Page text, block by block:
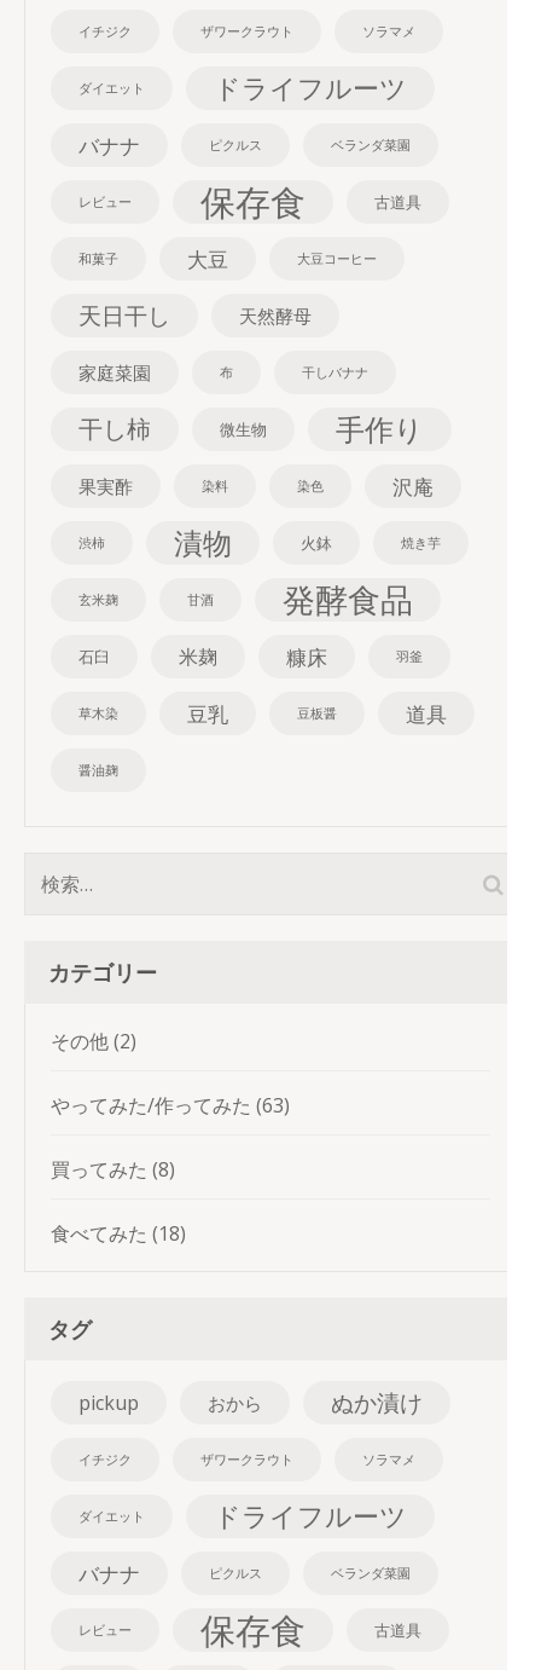
イチジク ザワークラウト ソラマメ
ダイエット ドライフルーツ
バナナ ピクルス ベランダ菜園
レビュー 保存食 古道具
和菓子 大豆 大豆コーヒー
天日干し 天然酵母
家庭菜園 布 干しバナナ
干し柿 微生物 手作り
果実酢 染料 染色 沢庵
渋柿 漬物 火鉢 焼き芋
玄米麹 甘酒 発酵食品
石臼 米麹 糠床 羽釜
草木染 豆乳 豆板醤 道具
醤油麹
検
カテゴリー
その他(2)
やってみた/作ってみた (63)
買ってみた (8)
食べてみた (18)
タグ
pickup おから ぬか漬け
イチジク ザワークラウト ソラマメ
ダイエット ドライフルーツ
バナナ ピクルス ベランダ菜園
レビュー 保存食 古道具